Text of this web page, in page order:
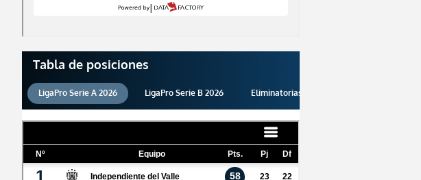
Tabla de posiciones
LigaPro Serie A 2026 LigaPro Serie B 2026 Eliminatorias 2026